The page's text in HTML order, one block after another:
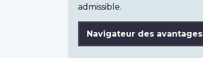
admissible.
Navigateur des avantages